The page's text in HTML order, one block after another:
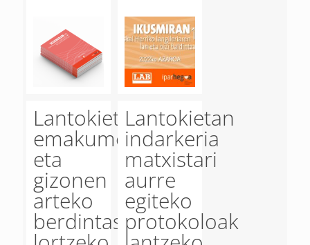
Lantokietan
emakumeen
eta
gizonen
arteko
berdintasuna
Lantokietan
indarkeria
matxistari
aurre
egiteko
protokoloak